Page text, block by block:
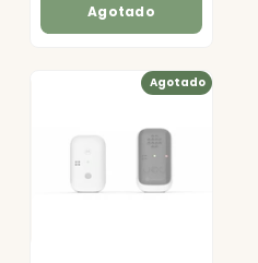
Agotado
Agotado